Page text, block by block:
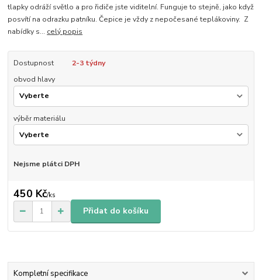
tlapky odráží světlo a pro řidiče jste viditelní. Funguje to stejně, jako když
posvítí na odrazku patníku. Čepice je vždy z nepočesané teplákoviny. Z
nabídky s... celý popis
Dostupnost
2-3 týdny
obvod hlavy
výběr materiálu
Nejsme plátci DPH
450 Kč/ks
Přidat do košíku
Kompletní specifikace